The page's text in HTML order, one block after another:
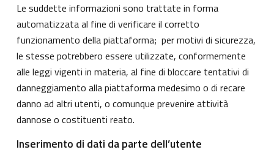
Le suddette informazioni sono trattate in forma
automatizzata al fine di verificare il corretto
funzionamento della piattaforma; per motivi di sicurezza,
le stesse potrebbero essere utilizzate, conformemente
alle leggi vigenti in materia, al fine di bloccare tentativi di
danneggiamento alla piattaforma medesimo o di recare
danno ad altri utenti, o comunque prevenire attività
dannose o costituenti reato.
Inserimento di dati da parte dell’utente